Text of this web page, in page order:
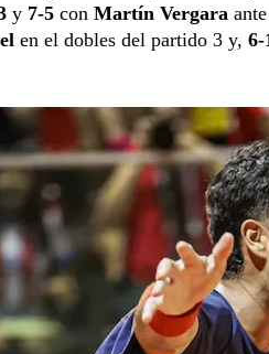
y 7-5 con Martín Vergara ante
en el dobles del partido 3 y, 6-